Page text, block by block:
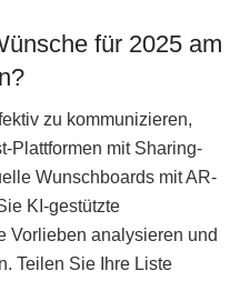
für 2025 am
zu kommunizieren,
Plattformen mit Sharing-
Wunschboards mit AR-
KI-gestützte
Vorlieben analysieren und
Teilen Sie Ihre Liste